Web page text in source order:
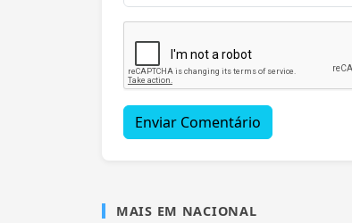
Enviar Comentário
MAIS EM NACIONAL